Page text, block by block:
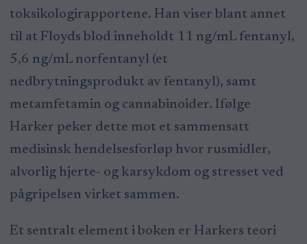
toksikologirapportene. Han viser blant annet
til at Floyds blod inneholdt 11 ng/mL fentanyl,
5,6 ng/mL norfentanyl (et
nedbrytningsprodukt av fentanyl), samt
metamfetamin og cannabinoider. Ifølge
Harker peker dette mot et sammensatt
medisinsk hendelsesforløp hvor rusmidler,
alvorlig hjerte- og karsykdom og stresset ved
pågripelsen virket sammen.
Et sentralt element i boken er Harkers teori